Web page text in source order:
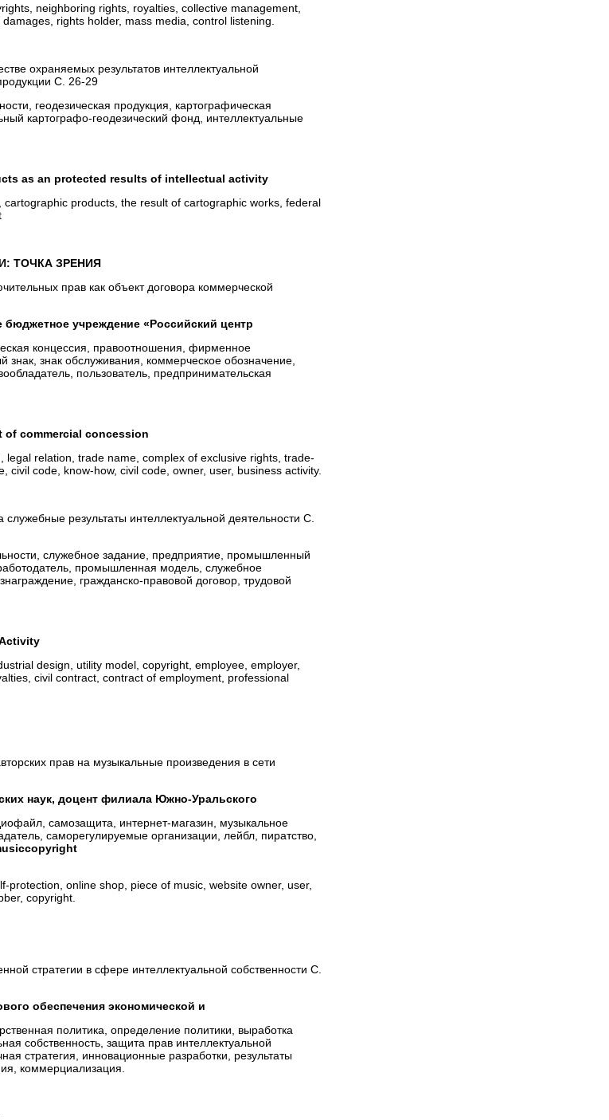
neighboring rights, royalties, collective management,
rights holder, mass media, control listening.
охраняемых результатов интеллектуальной
С. 26-29
геодезическая продукция, картографическая
картографо-геодезический фонд, интеллектуальные
as an protected results of intellectual activity
products, the result of cartographic works, federal
ТОЧКА ЗРЕНИЯ
прав как объект договора коммерческой
учреждение «Российский центр
концессия, правоотношения, фирменное
знак обслуживания, коммерческое обозначение,
пользователь, предпринимательская
of commercial concession
legal relation, trade name, complex of exclusive rights, trade-
code, know-how, civil code, owner, user, business activity.
результаты интеллектуальной деятельности С.
служебное задание, предприятие, промышленный
промышленная модель, служебное
гражданско-правовой договор, трудовой
design, utility model, copyright, employee, employer,
civil contract, contract of employment, professional
прав на музыкальные произведения в сети
наук, доцент филиала Южно-Уральского
самозащита, интернет-магазин, музыкальное
саморегулируемые организации, лейбл, пиратство,
copyright
protection, online shop, piece of music, website owner, user,
copyright.
стратегии в сфере интеллектуальной собственности С.
обеспечения экономической и
политика, определение политики, выработка
собственность, защита прав интеллектуальной
стратегия, инновационные разработки, результаты
коммерциализация.